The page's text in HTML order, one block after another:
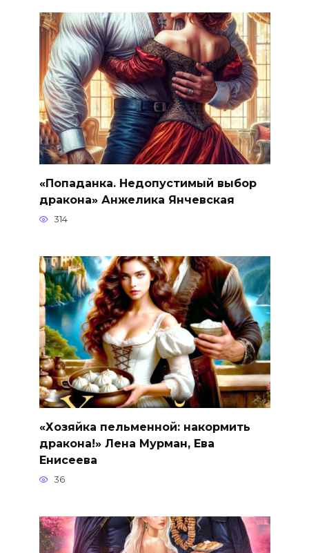
«Попаданка. Недопустимый выбор
дракона» Анжелика Янчевская
314
«Хозяйка пельменной: накормить
дракона!» Лена Мурман, Ева
Енисеева
36